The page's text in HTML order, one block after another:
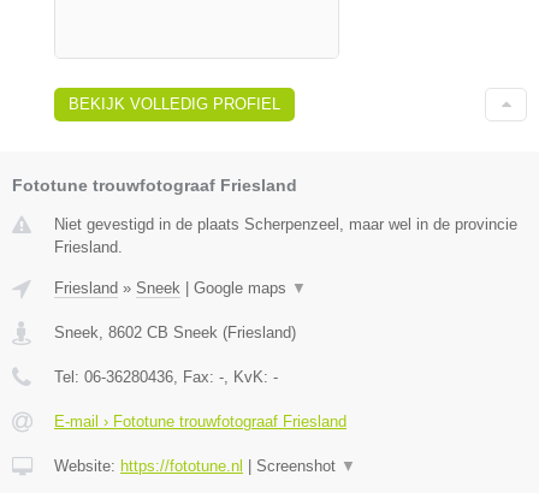
BEKIJK VOLLEDIG PROFIEL
Fototune trouwfotograaf Friesland
Niet gevestigd in de plaats Scherpenzeel, maar wel in de provincie
Friesland.
Friesland » Sneek | Google maps ▼
Sneek 8602 CB Sneek (Friesland)
Tel: 06-36280436 , Fax: - , KvK: -
E-mail › Fototune trouwfotograaf Friesland
Website: https://fototune.nl | Screenshot ▼